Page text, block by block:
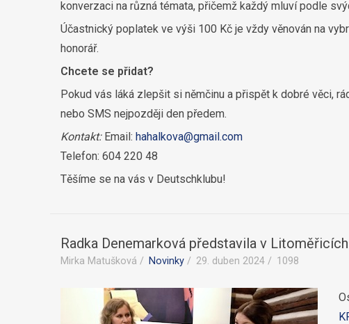
konverzaci na různá témata, přičemž každý mluví podle
Účastnický poplatek ve výši 100 Kč je vždy věnován na
honorář.
Chcete se přidat?
Pokud vás láká zlepšit si němčinu a přispět k dobré věci,
nebo SMS nejpozději den předem.
Kontakt:Email: hahalkova@gmail.com
Telefon: 604 220 48
Těšíme se na vás v Deutschklubu!
Radka Denemarková představila v
Mirka Matušková Novinky 29. duben 2024 1098